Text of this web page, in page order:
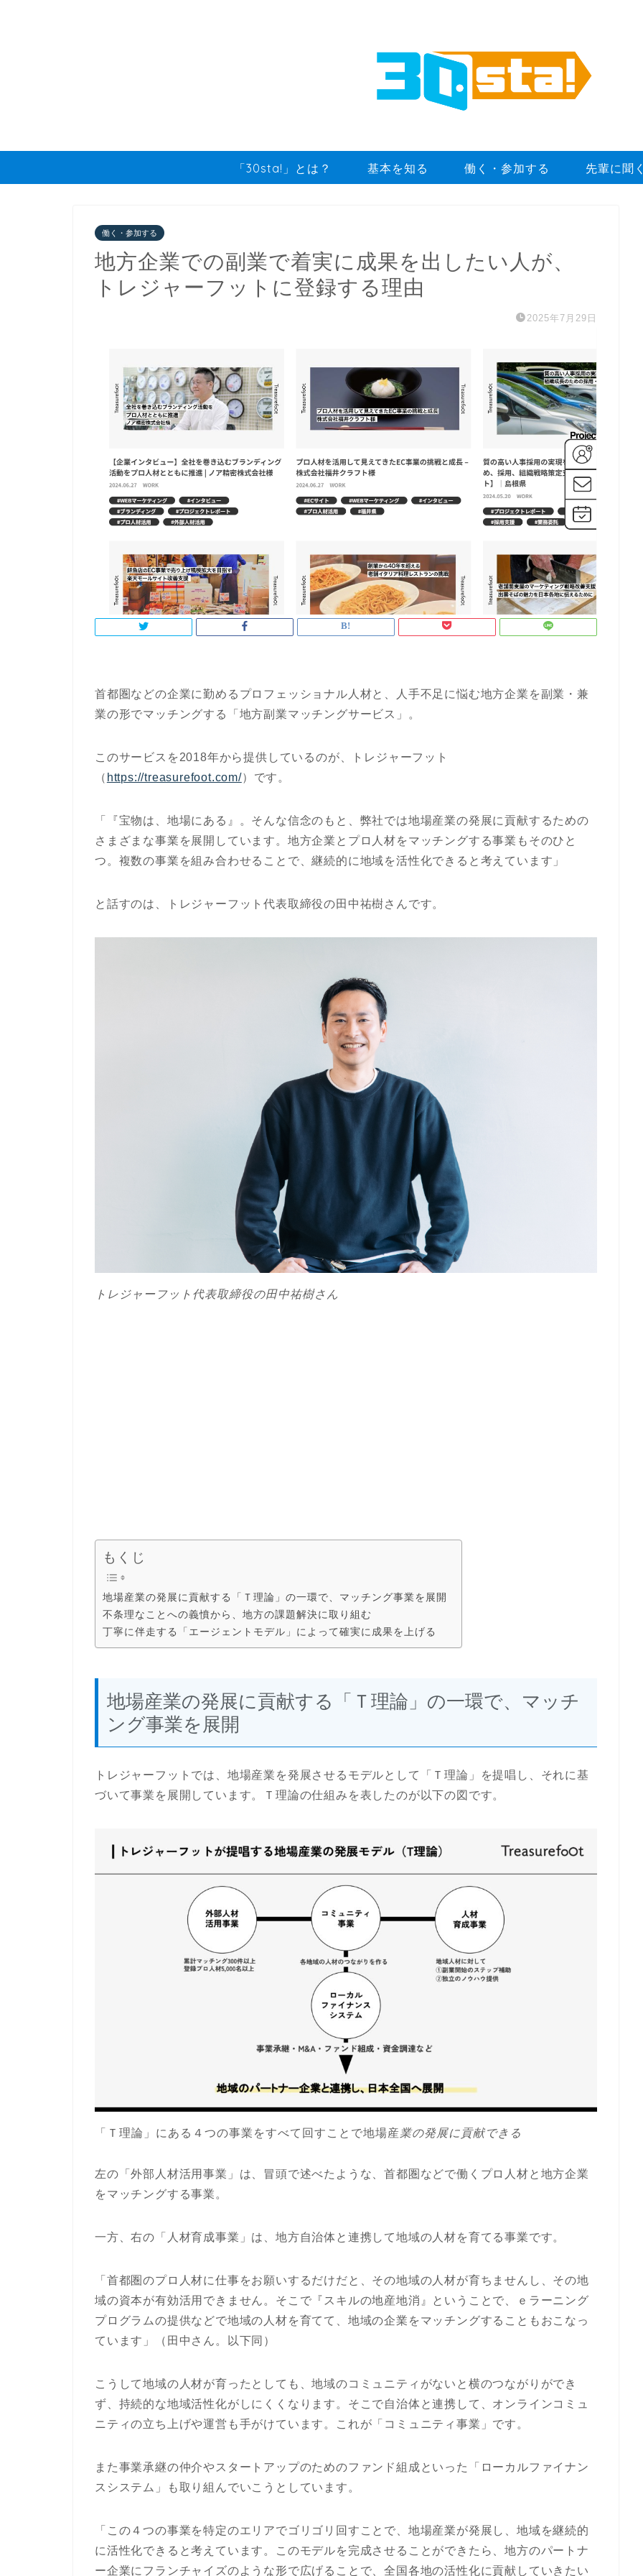
「30sta!」とは？ 基本を知る 働く・参加する 先輩に聞
働く・参加する
地方企業での副業で着実に成果を出したい人が、
トレジャーフットに登録する理由
2025年7月29日
首都圏などの企業に勤めるプロフェッショナル人材と、人手不足に悩む地方企業を副業・兼
業の形でマッチングする「地方副業マッチングサービス」。
このサービスを2018年から提供しているのが、トレジャーフット
（ https://treasurefoot.com/）です。
「『宝物は、地場にある』。そんな信念のもと、弊社では地場産業の発展に貢献するための
さまざまな事業を展開しています。地方企業とプロ人材をマッチングする事業もそのひと
つ。複数の事業を組み合わせることで、継続的に地域を活性化できると考えています」
と話すのは、トレジャーフット代表取締役の田中祐樹さんです。
トレジャーフット代表取締役の田中祐樹さん
もくじ
地場産業の発展に貢献する「Ｔ理論」の一環で、マッチング事業を展開
不条理なことへの義憤から、地方の課題解決に取り組む
丁寧に伴走する「エージェントモデル」によって確実に成果を上げる
地場産業の発展に貢献する「Ｔ理論」の一環で、マッチ
ング事業を展開
トレジャーフットでは、地場産業を発展させるモデルとして「Ｔ理論」を提唱し、それに基
づいて事業を展開しています。Ｔ理論の仕組みを表したのが以下の図です。
「Ｔ理論」にある４つの事業をすべて回すことで地場産業の発展に貢献できる
左の「外部人材活用事業」は、冒頭で述べたような、首都圏などで働くプロ人材と地方企業
をマッチングする事業。
一方、右の「人材育成事業」は、地方自治体と連携して地域の人材を育てる事業です。
「首都圏のプロ人材に仕事をお願いするだけだと、その地域の人材が育ちませんし、その地
域の資本が有効活用できません。そこで『スキルの地産地消』ということで、ｅラーニング
プログラムの提供などで地域の人材を育てて、地域の企業をマッチングすることもおこなっ
ています」（田中さん。以下同）
こうして地域の人材が育ったとしても、地域のコミュニティがないと横のつながりができ
ず、持続的な地域活性化がしにくくなります。そこで自治体と連携して、オンラインコミュ
ニティの立ち上げや運営も手がけています。これが「コミュニティ事業」です。
また事業承継の仲介やスタートアップのためのファンド組成といった「ローカルファイナン
スシステム」も取り組んでいこうとしています。
「この４つの事業を特定のエリアでゴリゴリ回すことで、地場産業が発展し、地域を継続的
に活性化できると考えています。このモデルを完成させることができたら、地方のパートナ
ー企業にフランチャイズのような形で広げることで、全国各地の活性化に貢献していきたい